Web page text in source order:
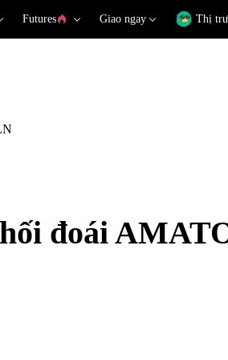
Futures Giao ngay Thị
đoái